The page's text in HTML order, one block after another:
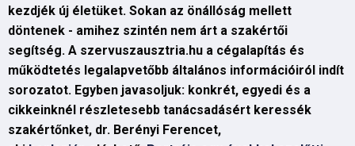
kezdjék új életüket. Sokan az önállóság mellett
döntenek - amihez szintén nem árt a szakértői
segítség. A szervuszausztria.hu a cégalapítás és
működtetés legalapvetőbb általános információiról indít
sorozatot. Egyben javasoljuk: konkrét, egyedi és a
cikkeinknél részletesebb tanácsadásért keressék
szakértőnket, dr. Berényi Ferencet,